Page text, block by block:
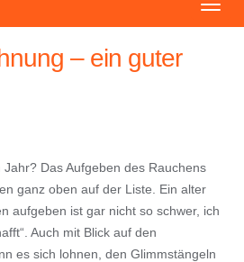
– ein guter
Das Aufgeben des Rauchens
ganz oben auf der Liste. Ein alter
aufgeben ist gar nicht so schwer, ich
Auch mit Blick auf den
es sich lohnen, den Glimmstängeln